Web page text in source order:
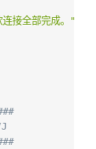
接全部完成。"